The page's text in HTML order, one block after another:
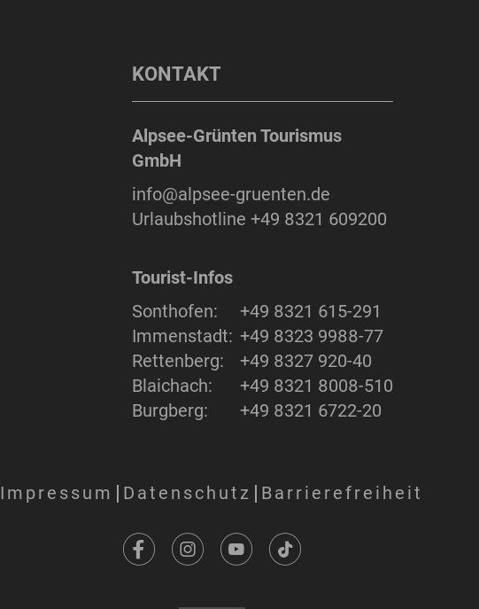
KONTAKT
Alpsee-Grünten Tourismus
GmbH
info@alpsee-gruenten.de
Urlaubshotline+49 8321 609200
Tourist-Infos
Sonthofen:
+49 8321 615-291
Immenstadt: +49 8323 9988-77
Rettenberg:
+49 8327 920-40
Blaichach:
+49 8321 8008-510
Burgberg:
+49 8321 6722-20
Impressum Datenschutz Barrierefreiheit